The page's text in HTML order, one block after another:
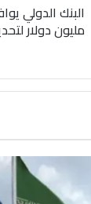
مليون دولار